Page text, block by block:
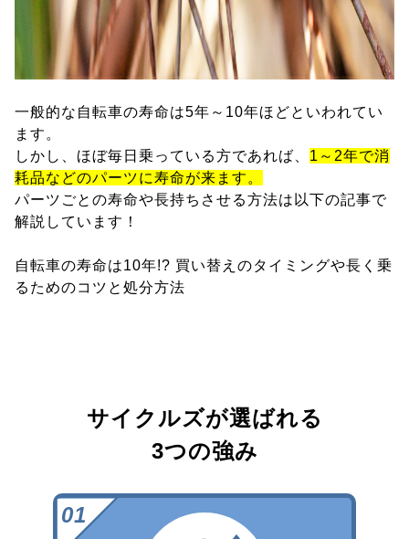
一般的な自転車の寿命は5年～10年ほどといわれてい
ます。
しかし、ほぼ毎日乗っている方であれば、 1～2年で消
耗品などのパーツに寿命が来ます。
パーツごとの寿命や長持ちさせる方法は以下の記事で
解説しています！
自転車の寿命は10年!? 買い替えのタイミングや長く乗
るためのコツと処分方法
サイクルズが選ばれる
3つの強み